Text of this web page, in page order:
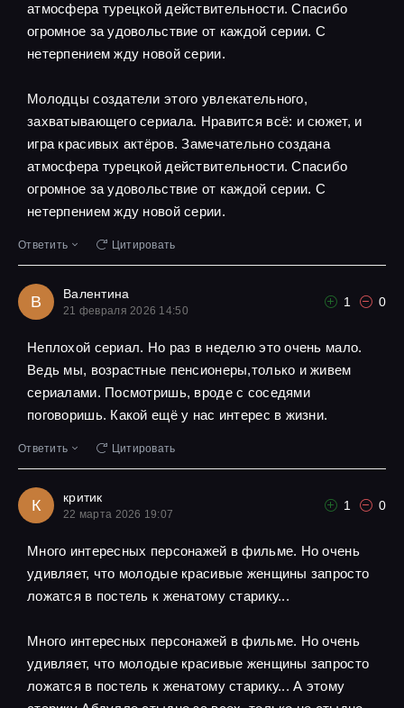
атмосфера турецкой действительности. Спасибо
огромное за удовольствие от каждой серии. С
нетерпением жду новой серии.
Молодцы создатели этого увлекательного,
захватывающего сериала. Нравится всё: и сюжет, и
игра красивых актёров. Замечательно создана
атмосфера турецкой действительности. Спасибо
огромное за удовольствие от каждой серии. С
нетерпением жду новой серии.
Ответить Цитировать
В Валентина
21 февраля 2026 14:50
1 0
Неплохой сериал. Но раз в неделю это очень мало.
Ведь мы, возрастные пенсионеры,только и живем
сериалами. Посмотришь, вроде с соседями
поговоришь. Какой ещё у нас интерес в жизни.
Ответить Цитировать
К критик
22 марта 2026 19:07
1 0
Много интересных персонажей в фильме. Но очень
удивляет, что молодые красивые женщины запросто
ложатся в постель к женатому старику...
Много интересных персонажей в фильме. Но очень
удивляет, что молодые красивые женщины запросто
ложатся в постель к женатому старику... А этому